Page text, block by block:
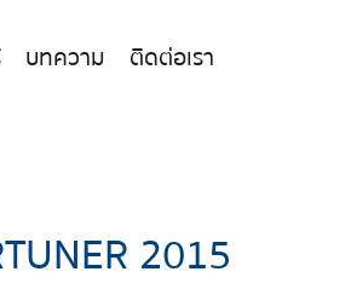
บทความ ติดต่อเรา
2015